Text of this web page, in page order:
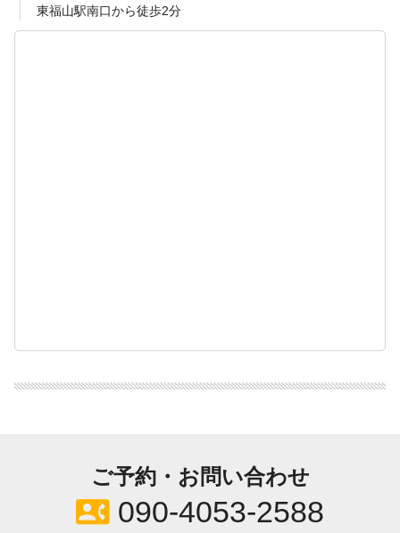
東福山駅南口から徒歩2分
ご予約・お問い合わせ
contact_phone 090-4053-2588